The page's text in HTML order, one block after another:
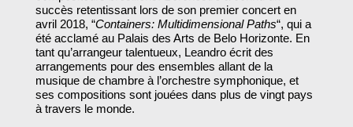
succès retentissant lors de son premier concert en
avril 2018, “Containers: Multidimensional Paths“, qui a
été acclamé au Palais des Arts de Belo Horizonte. En
tant qu’arrangeur talentueux, Leandro écrit des
arrangements pour des ensembles allant de la
musique de chambre à l’orchestre symphonique, et
ses compositions sont jouées dans plus de vingt pays
à travers le monde.​